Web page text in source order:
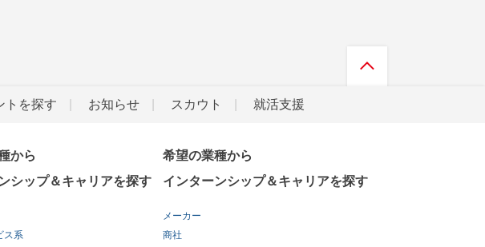
トを探す お知らせ スカウト 就活支援
から
シップ＆キャリアを探す
ス系
希望の業種から
インターンシップ＆キャリアを探す
メーカー
商社